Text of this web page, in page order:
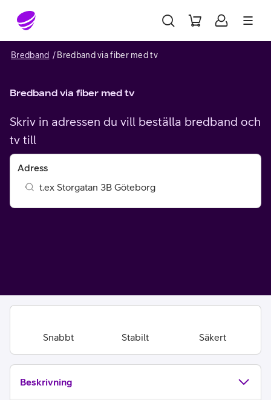
Gå till sidans innehåll
Bredband Bredband via fiber med tv
Bredband via fiber med tv
Skriv in adressen du vill beställa bredband och
tv till
Adress
Snabbt Stabilt Säkert
Beskrivning